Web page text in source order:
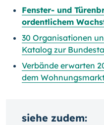
Fenster- und
ordentlichem
30 Organisationen
Katalog zur
Verbände erwarten
dem
siehe zudem: